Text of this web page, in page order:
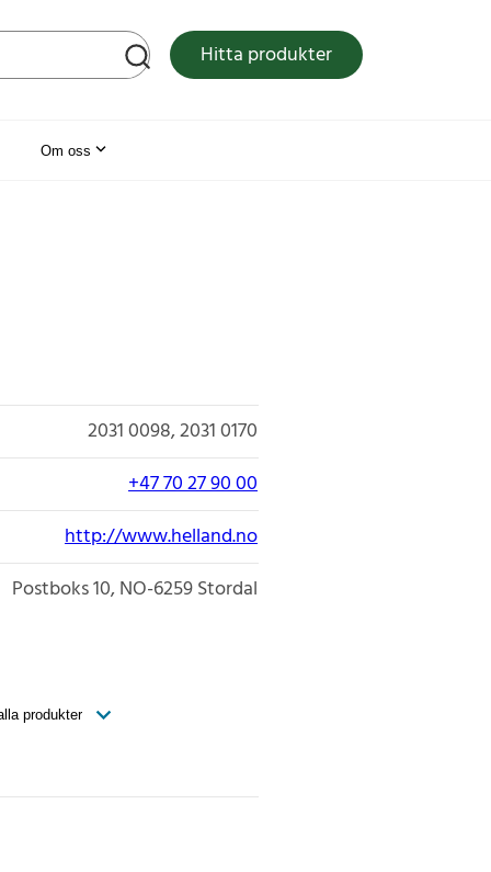
Hitta produkter
Om oss
2031 0098 2031 0170
+47 70 27 90 00
http://www.helland.no
Postboks 10 NO-6259Stordal